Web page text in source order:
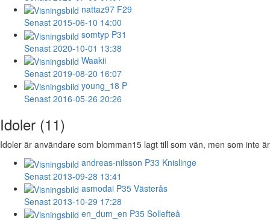
nattaz97 F29
Senast 2015-06-10 14:00
somtyp P31
Senast 2020-10-01 13:38
Waakii
Senast 2019-08-20 16:07
young_18 P
Senast 2016-05-26 20:26
Idoler (11)
Idoler är användare som blomman15 lagt till som vän, men som inte
andreas-nilsson P33 Knislinge
Senast 2013-09-28 13:41
asmodai P35 Västerås
Senast 2013-10-29 17:28
en_dum_en P35 Sollefteå